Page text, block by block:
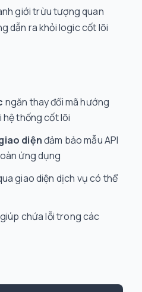
giới trừu tượng quan
dẫn ra khỏi logic cốt lõi
ngăn thay đổi mã hướng
hệ thống cốt lõi
diệnđảm bảo mẫu API
ứng dụng
giao diện dịch vụ có thể
giúp chứa lỗi trong các